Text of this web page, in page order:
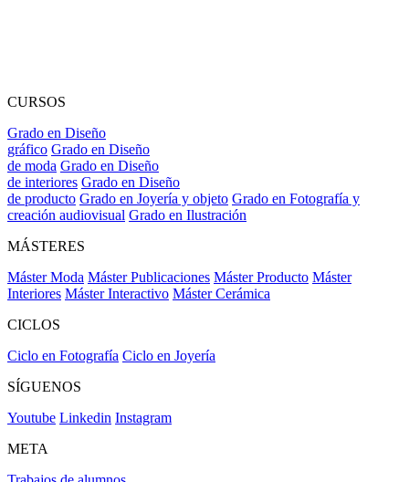
CURSOS
Grado en Diseño
gráfico Grado en Diseño
de moda Grado en Diseño
de interiores Grado en Diseño
de producto Grado en Joyería y objeto Grado en Fotografía y
creación audiovisual Grado en Ilustración
MÁSTERES
Máster Moda Máster Publicaciones Máster Producto Máster
Interiores Máster Interactivo Máster Cerámica
CICLOS
Ciclo en Fotografía Ciclo en Joyería
SÍGUENOS
Youtube Linkedin Instagram
META